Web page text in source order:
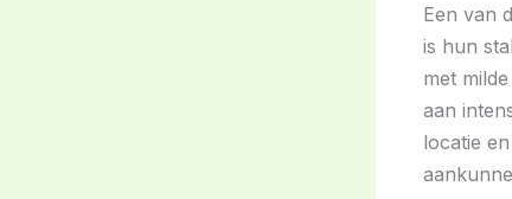
Een van
is hun
met
aan
locatie